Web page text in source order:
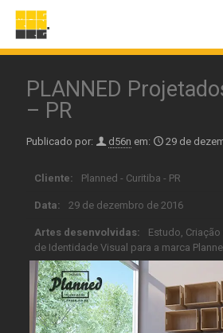
PLANNED
– PR
Publicado por: d56n em: 29 de
Cliente: Planned - Curitiba - PR
Data: 29 de dezembro de 2016
Artes desenvolvidas:
Estudo,
de Identidade Visual para a marca